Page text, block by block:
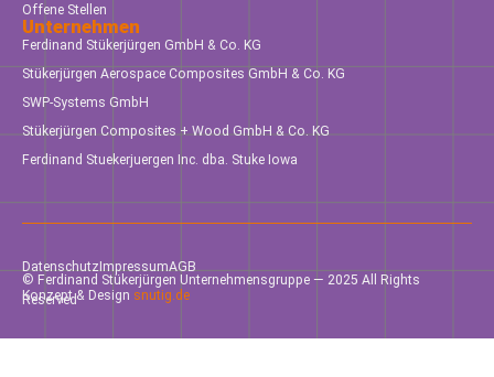
Offene Stellen
Unternehmen
Ferdinand Stükerjürgen GmbH & Co. KG
Stükerjürgen Aerospace Composites GmbH & Co. KG
SWP-Systems GmbH
Stükerjürgen Composites + Wood GmbH & Co. KG
Ferdinand Stuekerjuergen Inc. dba. Stuke Iowa
DatenschutzImpressumAGB
© Ferdinand Stükerjürgen Unternehmensgruppe — 2025 All Rights
Reserved
Konzept & Design snutig.de